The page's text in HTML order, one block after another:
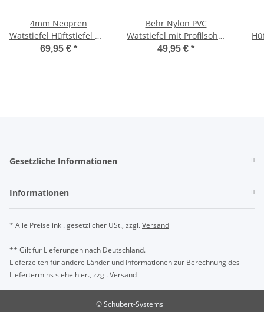
4mm Neopren
Watstiefel Hüftstiefel mit
Profilsohle Gr. M-XL
69,95 € *
Behr Nylon PVC
Watstiefel mit Profilsohle
für Frauen und
49,95 € *
Gesetzliche Informationen
Informationen
* Alle Preise inkl. gesetzlicher USt., zzgl.Versand
** Gilt für Lieferungen nach Deutschland.
Lieferzeiten für andere Länder und Informationen zur Berechnung des
Liefertermins siehe hier., zzgl.Versand
© Schubert-Systems